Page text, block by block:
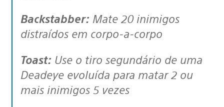
Backstabber: Mate 20 inimigos
distraídos em corpo-a-corpo
Toast: Use o tiro segundário de uma
Deadeye evoluída para matar 2 ou
mais inimigos 5 vezes